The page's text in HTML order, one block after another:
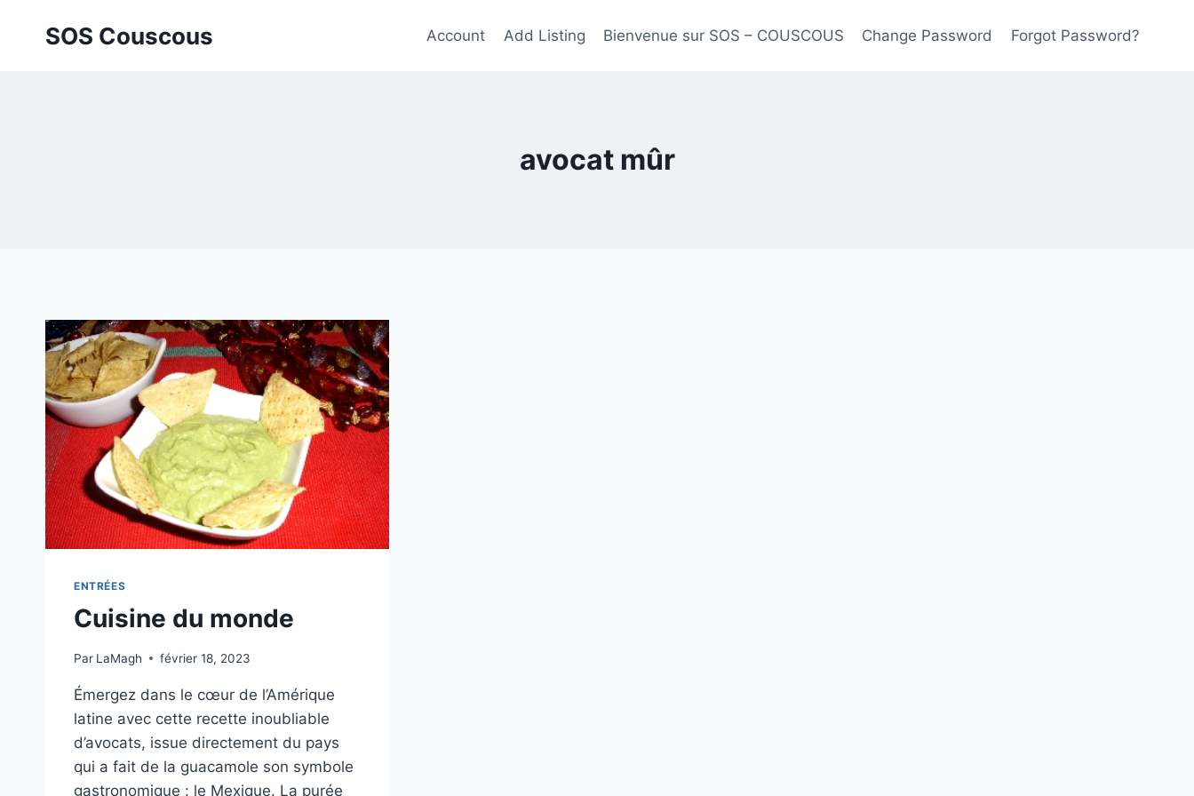
SOS Couscous Account Add Listing Bienvenue sur SOS – COUSCOUS Change Password Forgot Password?
avocat mûr
ENTRÉES
Cuisine du monde
Par LaMagh février 18, 2023
Émergez dans le cœur de l’Amérique
latine avec cette recette inoubliable
d’avocats, issue directement du pays
qui a fait de la guacamole son symbole
gastronomique : le Mexique. La purée